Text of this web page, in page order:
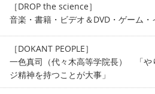
［DROP the science］
音楽・書籍・ビデオ＆DVD・ゲーム
［DOKANT PEOPLE］
一色真司（代々木高等学院長） 「や
ジ精神を持つことが大事」